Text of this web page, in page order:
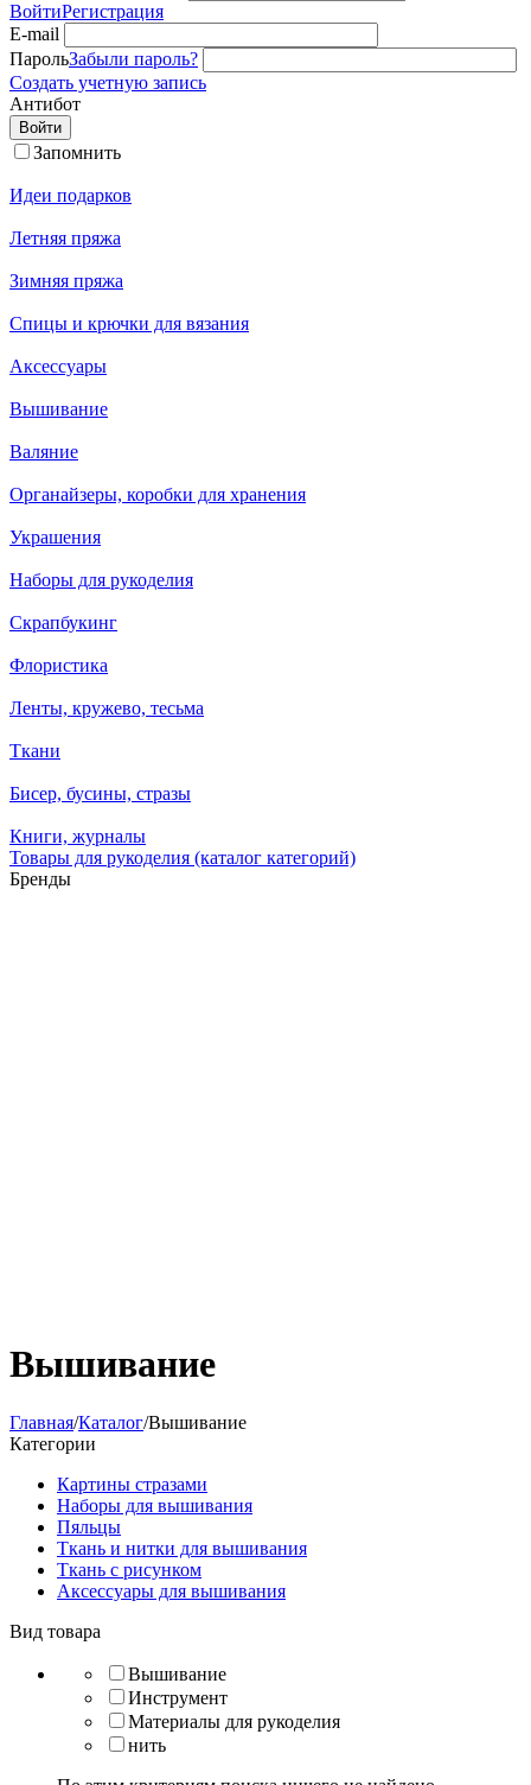
ВойтиРегистрация
E-mail
ПарольЗабыли пароль?
Создать учетную запись
Антибот
Войти
Запомнить
Идеи подарков
Летняя пряжа
Зимняя пряжа
Спицы и крючки для вязания
Аксессуары
Вышивание
Валяние
Органайзеры, коробки для хранения
Украшения
Наборы для рукоделия
Скрапбукинг
Флористика
Ленты, кружево, тесьма
Ткани
Бисер, бусины, стразы
Книги, журналы
Товары для рукоделия (каталог категорий)
Бренды
Вышивание
Главная/Каталог/Вышивание
Категории
Картины стразами
Наборы для вышивания
Пяльцы
Ткань и нитки для вышивания
Ткань с рисунком
Аксессуары для вышивания
Вид товара
Вышивание
Инструмент
Материалы для рукоделия
нить